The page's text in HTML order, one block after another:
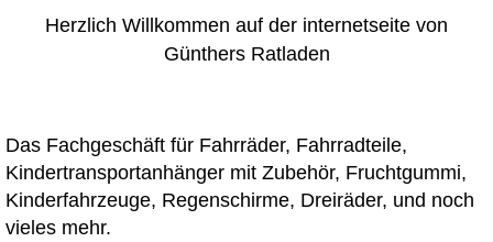
Herzlich Willkommen auf der internetseite von
Günthers Ratladen
Das Fachgeschäft für Fahrräder, Fahrradteile,
Kindertransportanhänger mit Zubehör, Fruchtgummi,
Kinderfahrzeuge, Regenschirme, Dreiräder, und noch
vieles mehr.